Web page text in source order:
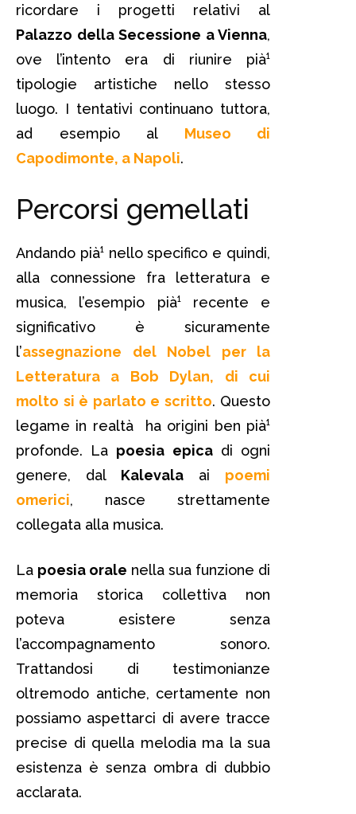
ricordare i progetti relativi al
Palazzo della Secessione a Vienna,
ove l’intento era di riunire pià¹
tipologie artistiche nello stesso
luogo. I tentativi continuano tuttora,
ad esempio al Museo di
Capodimonte, a Napoli.
Percorsi gemellati
Andando pià¹ nello specifico e quindi,
alla connessione fra letteratura e
musica, l’esempio pià¹ recente e
significativo è sicuramente
l’assegnazione del Nobel per la
Letteratura a Bob Dylan, di cui
molto si è parlato e scritto. Questo
legame in realtà ha origini ben pià¹
profonde. La poesia epicadi ogni
genere, dal Kalevala ai poemi
omerici, nasce strettamente
collegata alla musica.
La poesia orale nella sua funzione di
memoria storica collettiva non
poteva esistere senza
l’accompagnamento sonoro.
Trattandosi di testimonianze
oltremodo antiche, certamente non
possiamo aspettarci di avere tracce
precise di quella melodia ma la sua
esistenza è senza ombra di dubbio
acclarata.